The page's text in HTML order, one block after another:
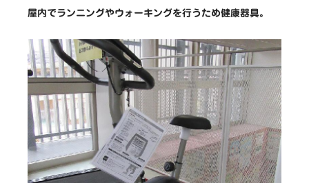
屋内でランニングやウォーキングを行うため健康器具。